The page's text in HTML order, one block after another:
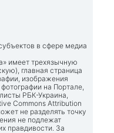
в сфере медиа
имеет трехязычную
главная страница
изображения
на Портале,
РБК-Украина,
Commons Attribution
не разделять точку
не подлежат
правдивости. За